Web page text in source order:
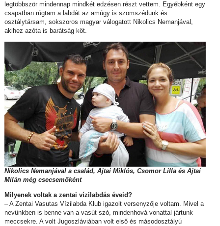
legtöbbször mindennap mindkét edzésen részt vettem. Egyébként egy
csapatban rúgtam a labdát az amúgy is szomszédunk és
osztálytársam, sokszoros magyar válogatott Nikolics Nemanjával,
akihez azóta is barátság köt.
Nikolics Nemanjával a család, Ajtai Miklós, Csomor Lilla és Ajtai
Milán még csecsemőként
Milyenek voltak a zentai vízilabdás éveid?
– A Zentai Vasutas Vízilabda Klub igazolt versenyzője voltam. Mivel a
nevünkben is benne van a vasút szó, mindenhová vonattal jártunk
meccsekre. A volt Jugoszláviában volt első és másodosztályú